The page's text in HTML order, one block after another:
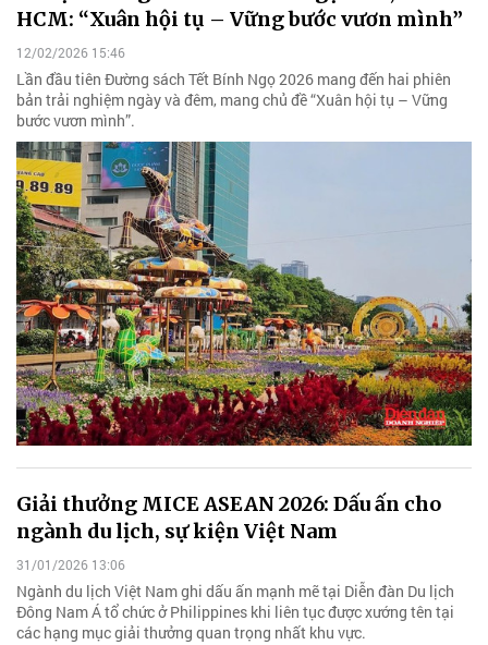
HCM: “Xuân hội tụ – Vững bước vươn mình”
12/02/2026 15:46
Lần đầu tiên Đường sách Tết Bính Ngọ 2026 mang đến hai phiên
bản trải nghiệm ngày và đêm, mang chủ đề “Xuân hội tụ – Vững
bước vươn mình”.
Giải thưởng MICE ASEAN 2026: Dấu ấn cho
ngành du lịch, sự kiện Việt Nam
31/01/2026 13:06
Ngành du lịch Việt Nam ghi dấu ấn mạnh mẽ tại Diễn đàn Du lịch
Đông Nam Á tổ chức ở Philippines khi liên tục được xướng tên tại
các hạng mục giải thưởng quan trọng nhất khu vực.